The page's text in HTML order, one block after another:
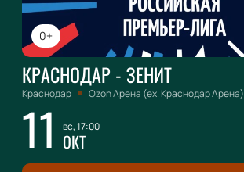
0+
КРАСНОДАР - ЗЕНИТ
Краснодар Ozon Арена (ex. Краснодар Арена)
11 вс, 17:00
ОКТ